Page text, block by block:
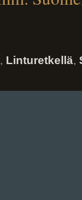
, Linturetkellä,